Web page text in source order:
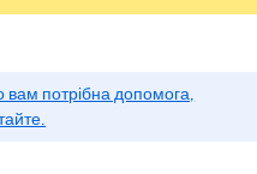
потрібна допомога,